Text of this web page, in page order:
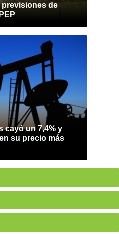
previsiones de
cayó un 7,4% y
su precio más